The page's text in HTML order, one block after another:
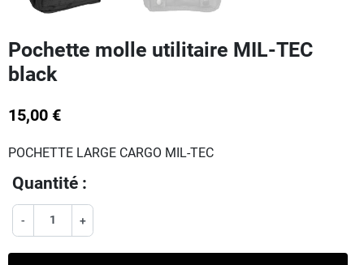
Pochette molle utilitaire MIL-TEC
black
15,00 €
POCHETTE LARGE CARGO MIL-TEC
Quantité :
- +